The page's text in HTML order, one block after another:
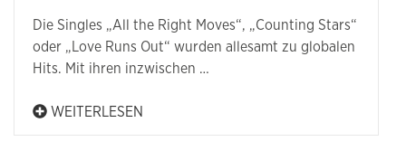
Die Singles „All the Right Moves“, „Counting Stars“
oder „Love Runs Out“ wurden allesamt zu globalen
Hits. Mit ihren inzwischen …
WEITERLESEN